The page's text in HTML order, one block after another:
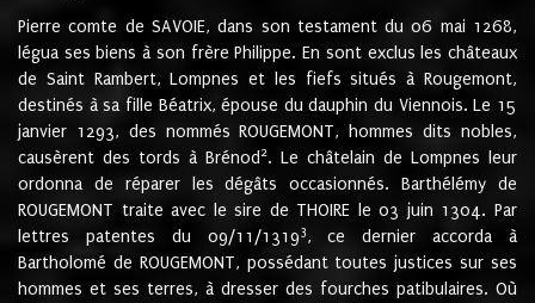
Pierre comte de SAVOIE, dans son testament du 06 mai 1268,
légua ses biens à son frère Philippe. En sont exclus les châteaux
de Saint Rambert, Lompnes et les fiefs situés à Rougemont,
destinés à sa fille Béatrix, épouse du dauphin du Viennois. Le 15
janvier 1293, des nommés ROUGEMONT, hommes dits nobles,
causèrent des tords à Brénod 2. Le châtelain de Lompnes leur
ordonna de réparer les dégâts occasionnés. Barthélémy de
ROUGEMONT traite avec le sire de THOIRE le 03 juin 1304. Par
lettres patentes du 09/11/13193, ce dernier accorda à
Bartholomé de ROUGEMONT, possédant toutes justices sur ses
hommes et ses terres, à dresser des fourches patibulaires. Où